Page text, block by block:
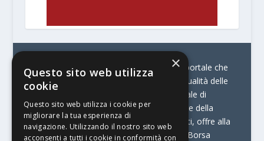
© Stratego Group –
stampamedia.net è il portale che
racconta le innovazioni tecnologiche e l’attualità delle
aziende di stampa e di converting. È il portale di
riferimento per chi opera in Italia nel settore della
comunicazione stampata. Oltre ai contenuti, offre alla
propria community diversi servizi come:
la Borsa
×
Questo sito web utilizza
cookie
Questo sito web utilizza i cookie per
migliorare la tua esperienza di
navigazione. Utilizzando il nostro sito web
acconsenti a tutti i cookie in conformità con